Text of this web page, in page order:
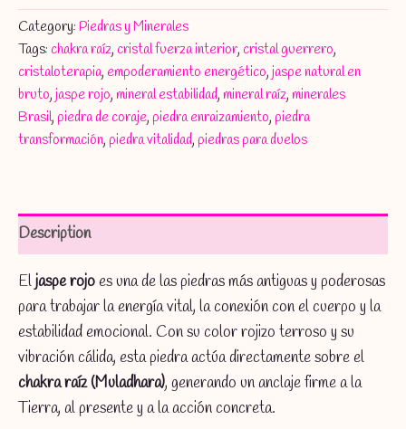
en
Bruto
Piedra
de
Vitalidad,
Seguridad
y
Raíz
quantity
Category: Piedras y Minerales
Tags: chakra raíz, cristal fuerza interior, cristal guerrero,
cristaloterapia, empoderamiento energético, jaspe natural en
bruto, jaspe rojo, mineral estabilidad, mineral raíz, minerales
Brasil, piedra de coraje, piedra enraizamiento, piedra
transformación, piedra vitalidad, piedras para duelos
Description
Eljaspe rojoes una de las piedras más antiguas y poderosas
para trabajar la energía vital, la conexión con el cuerpo y la
estabilidad emocional. Con su color rojizo terroso y su
vibración cálida, esta piedra actúa directamente sobre el
chakra raíz (Muladhara), generando un anclaje firme a la
Tierra, al presente y a la acción concreta.